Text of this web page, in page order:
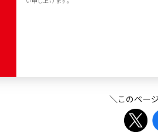
＼このペー